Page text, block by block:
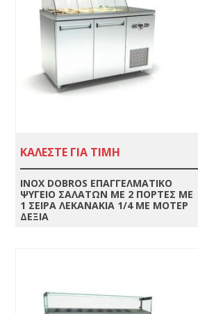
ΚΑΛΕΣΤΕ ΓΙΑ ΤΙΜΗ
INOX DOBROS ΕΠΑΓΓΕΛΜΑΤΙΚΟ
ΨΥΓΕΙΟ ΣΑΛΑΤΩΝ ΜΕ 2 ΠΟΡΤΕΣ ΜΕ
1 ΣΕΙΡΑ ΛΕΚΑΝΑΚΙΑ 1/4 ΜΕ ΜΟΤΕΡ
ΔΕΞΙΑ